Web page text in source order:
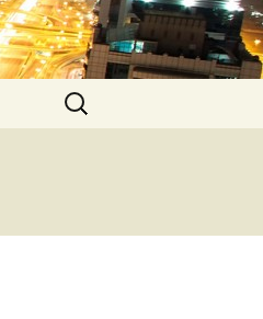
Pesquisar
por: